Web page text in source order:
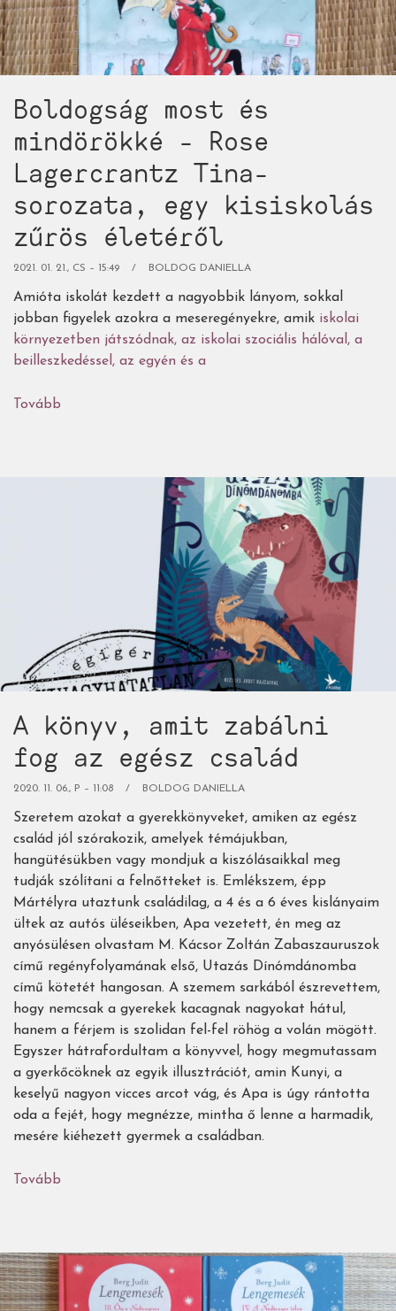
Boldogság most és
mindörökké - Rose
Lagercrantz Tina-
sorozata, egy kisiskolás
zűrös életéről
2021. 01. 21., CS – 15:49 BOLDOG DANIELLA
Amióta iskolát kezdett a nagyobbik lányom, sokkal
jobban figyelek azokra a meseregényekre, amik iskolai
környezetben játszódnak, az iskolai szociális hálóval, a
beilleszkedéssel, az egyén és a
Tovább
zűrös
életéről)
A könyv, amit zabálni
fog az egész család
2020. 11. 06., P – 11:08 BOLDOG DANIELLA
Szeretem azokat a gyerekkönyveket, amiken az egész
család jól szórakozik, amelyek témájukban,
hangütésükben vagy mondjuk a kiszólásaikkal meg
tudják szólítani a felnőtteket is. Emlékszem, épp
Mártélyra utaztunk családilag, a 4 és a 6 éves kislányaim
ültek az autós üléseikben, Apa vezetett, én meg az
anyósülésen olvastam M. Kácsor Zoltán Zabaszauruszok
című regényfolyamának első, Utazás Dínómdánomba
című kötetét hangosan. A szemem sarkából észrevettem,
hogy nemcsak a gyerekek kacagnak nagyokat hátul,
hanem a férjem is szolidan fel-fel röhög a volán mögött.
Egyszer hátrafordultam a könyvvel, hogy megmutassam
a gyerkőcöknek az egyik illusztrációt, amin Kunyi, a
keselyű nagyon vicces arcot vág, és Apa is úgy rántotta
oda a fejét, hogy megnézze, mintha ő lenne a harmadik,
mesére kiéhezett gyermek a családban.
Tovább
fog
egész